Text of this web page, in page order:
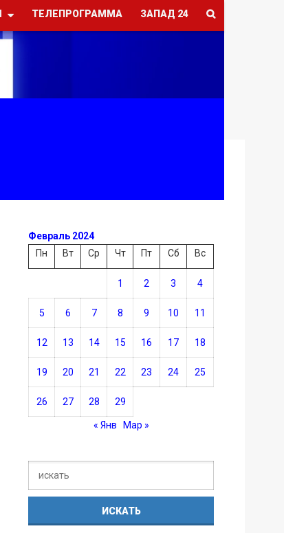
ТЕЛЕПРОГРАММА ЗАПАД 24
Февраль 2024
Пн
Вт Ср Чт Пт Сб Вс
1 2 3 4
5 6 7 8 9 10 11
12 13 14 15 16 17 18
19 20 21 22 23 24 25
26 27 28 29
« Янв Мар »